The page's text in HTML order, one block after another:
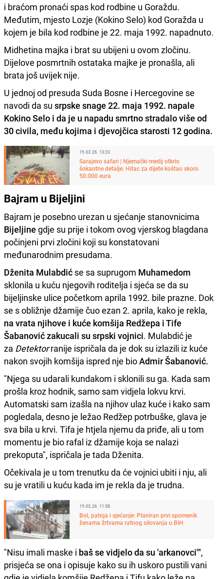
i braćom pronaći spas kod rodbine u Goraždu.
Međutim, mjesto Lozje (Kokino Selo) kod Goražda u
kojem je bila kod rodbine je 22. maja 1992. napadnuto.
Midhetina majka i brat su ubijeni u ovom zločinu.
Dijelove posmrtnih ostataka majke je pronašla, ali
brata još uvijek nije.
U jednoj od presuda Suda Bosne i Hercegovine se
navodi da su srpske snage 22. maja 1992. napale
Kokino Selo i da je u napadu smrtno stradalo više od
30 civila, među kojima i djevojčica starosti 12 godina.
19.03.26. 13:23
Sarajevo safari | Njemački medij otkrio
šokantne detalje: Hitac za dijete koštao skoro
50.000 eura
Bajram u Bijeljini
Bajram je posebno urezan u sjećanje stanovnicima
Bijeljine gdje su prije i tokom ovog vjerskog blagdana
počinjeni prvi zločini koji su konstatovani
međunarodnim presudama.
Dženita Mulabdić se sa suprugom Muhamedom
sklonila u kuću njegovih roditelja i sjeća se da su
bijeljinske ulice početkom aprila 1992. bile prazne. Dok
se s obližnje džamije čuo ezan 2. aprila, kako je rekla,
na vrata njihove i kuće komšija Redžepa i Tife
Šabanović zakucali su srpski vojnici. Mulabdić je
za Detektorranije ispričala da je dok su izlazili iz kuće
nakon svojih komšija ispred nje bioAdmir Šabanović.
"Njega su udarali kundakom i sklonili su ga. Kada sam
prošla kroz hodnik, samo sam vidjela lokvu krvi.
Automatski sam izašla na njihov ulaz kuće i kako sam
pogledala, desno je ležao Redžep potrbuške, glava je
sva bila u krvi. Tifa je htjela njemu da priđe, ali u tom
momentu je bio rafal iz džamije koja se nalazi
prekoputa", ispričala je tada Dženita.
Očekivala je u tom trenutku da će vojnici ubiti i nju, ali
su je vratili u kuću kada im je rekla da je trudna.
19.03.26. 11:58
Bol, patnja i sjećanje: Planiran prvi spomenik
ženama žrtvama ratnog silovanja u BiH
"Nisu imali maske i baš se vidjelo da su 'arkanovci'",
prisjeća se ona i opisuje kako su ih uskoro pustili vani